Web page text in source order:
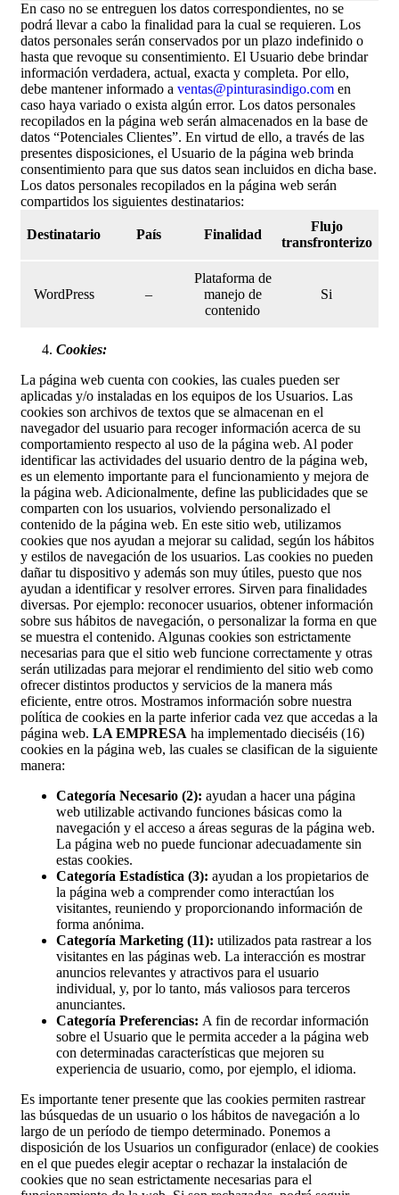
En caso no se entreguen los datos correspondientes, no se
podrá llevar a cabo la finalidad para la cual se requieren. Los
datos personales serán conservados por un plazo indefinido o
hasta que revoque su consentimiento. El Usuario debe brindar
información verdadera, actual, exacta y completa. Por ello,
debe mantener informado a ventas@pinturasindigo.com en
caso haya variado o exista algún error. Los datos personales
recopilados en la página web serán almacenados en la base de
datos “Potenciales Clientes”. En virtud de ello, a través de las
presentes disposiciones, el Usuario de la página web brinda
consentimiento para que sus datos sean incluidos en dicha base.
Los datos personales recopilados en la página web serán
compartidos los siguientes destinatarios:
Destinatario País Finalidad
Flujo
transfronterizo
WordPress –
Plataforma de
manejo de
contenido
Si
Cookies:
La página web cuenta con cookies, las cuales pueden ser
aplicadas y/o instaladas en los equipos de los Usuarios. Las
cookies son archivos de textos que se almacenan en el
navegador del usuario para recoger información acerca de su
comportamiento respecto al uso de la página web. Al poder
identificar las actividades del usuario dentro de la página web,
es un elemento importante para el funcionamiento y mejora de
la página web. Adicionalmente, define las publicidades que se
comparten con los usuarios, volviendo personalizado el
contenido de la página web. En este sitio web, utilizamos
cookies que nos ayudan a mejorar su calidad, según los hábitos
y estilos de navegación de los usuarios. Las cookies no pueden
dañar tu dispositivo y además son muy útiles, puesto que nos
ayudan a identificar y resolver errores. Sirven para finalidades
diversas. Por ejemplo: reconocer usuarios, obtener información
sobre sus hábitos de navegación, o personalizar la forma en que
se muestra el contenido. Algunas cookies son estrictamente
necesarias para que el sitio web funcione correctamente y otras
serán utilizadas para mejorar el rendimiento del sitio web como
ofrecer distintos productos y servicios de la manera más
eficiente, entre otros. Mostramos información sobre nuestra
política de cookies en la parte inferior cada vez que accedas a la
página web. LA EMPRESA ha implementado dieciséis (16)
cookies en la página web, las cuales se clasifican de la siguiente
manera:
Categoría Necesario (2): ayudan a hacer una página
web utilizable activando funciones básicas como la
navegación y el acceso a áreas seguras de la página web.
La página web no puede funcionar adecuadamente sin
estas cookies.
Categoría Estadística (3): ayudan a los propietarios de
la página web a comprender como interactúan los
visitantes, reuniendo y proporcionando información de
forma anónima.
Categoría Marketing (11): utilizados pata rastrear a los
visitantes en las páginas web. La interacción es mostrar
anuncios relevantes y atractivos para el usuario
individual, y, por lo tanto, más valiosos para terceros
anunciantes.
Categoría Preferencias: A fin de recordar información
sobre el Usuario que le permita acceder a la página web
con determinadas características que mejoren su
experiencia de usuario, como, por ejemplo, el idioma.
Es importante tener presente que las cookies permiten rastrear
las búsquedas de un usuario o los hábitos de navegación a lo
largo de un período de tiempo determinado. Ponemos a
disposición de los Usuarios un configurador (enlace) de cookies
en el que puedes elegir aceptar o rechazar la instalación de
cookies que no sean estrictamente necesarias para el